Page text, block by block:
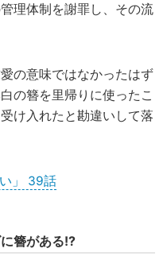
理体制を謝罪し、その流
の意味ではなかったはず
の簪を里帰りに使ったこ
け入れたと勘違いして落
」 39話
簪がある!?